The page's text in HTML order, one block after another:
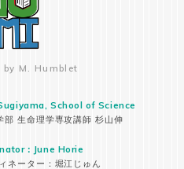
by M. Humblet
School of Science
部 生命理学専攻講師 杉山伸
：June Horie
ネーター：堀江じゅん